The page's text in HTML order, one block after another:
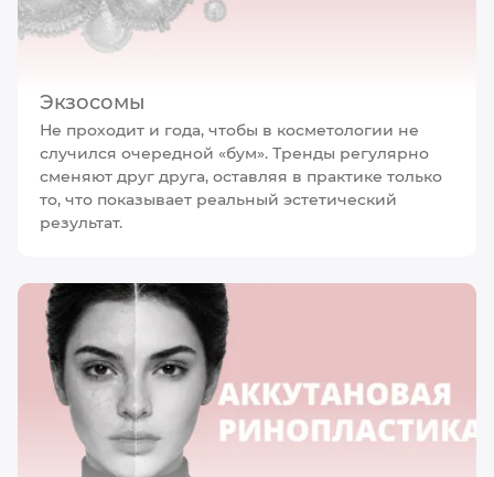
Экзосомы
Не проходит и года, чтобы в косметологии не
случился очередной «бум». Тренды регулярно
сменяют друг друга, оставляя в практике только
то, что показывает реальный эстетический
результат.